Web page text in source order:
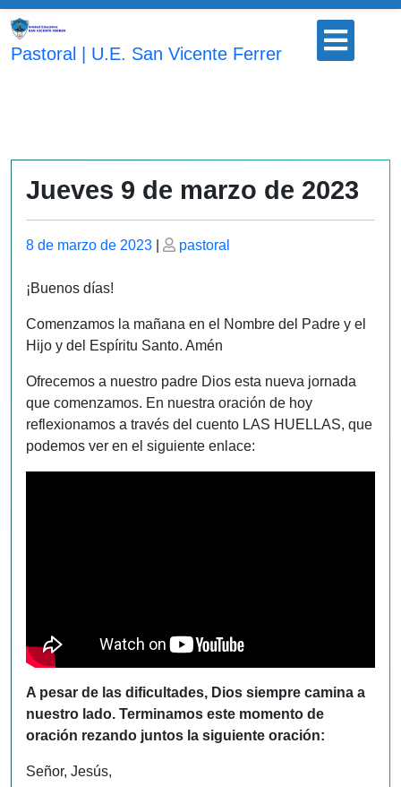
Saltar
contenido
Pastoral | U.E. San Vicente Ferrer
Botón
abrir
Jueves 9 de marzo de 2023
Publicado
8 de marzo de 2023
Publicado
pastoral
¡Buenos días!
Comenzamos la mañana en el Nombre del Padre y el
Hijo y del Espíritu Santo. Amén
Ofrecemos a nuestro padre Dios esta nueva jornada
que comenzamos. En nuestra oración de hoy
reflexionamos a través del cuento LAS HUELLAS, que
podemos ver en el siguiente enlace:
A pesar de las dificultades, Dios siempre camina a
nuestro lado. Terminamos este momento de
oración rezando juntos la siguiente oración:
Señor, Jesús,